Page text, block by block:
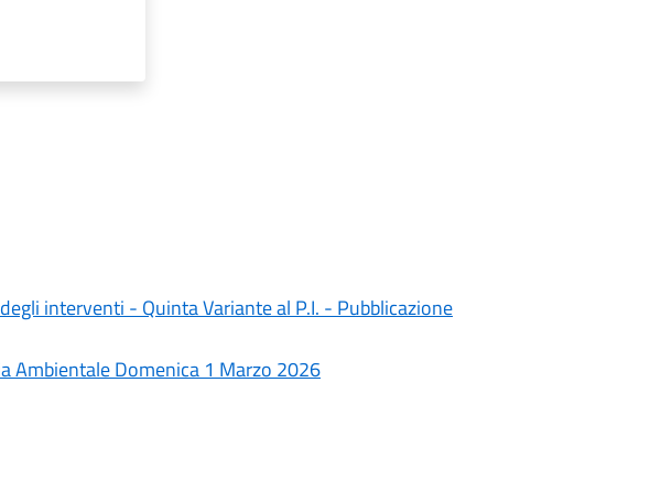
interventi - Quinta Variante al P.I. - Pubblicazione
Ambientale Domenica 1 Marzo 2026